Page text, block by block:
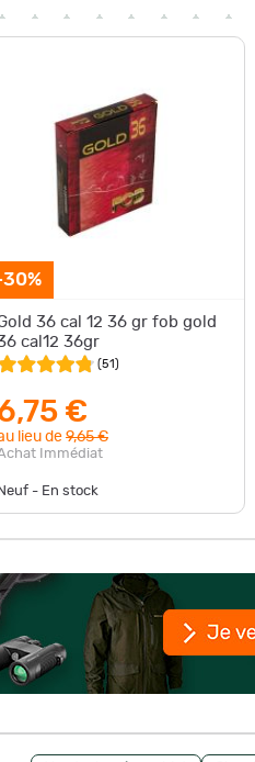
36 cal 12 36 gr fob gold
cal12 36gr
(51 )
€
lieu de 9,65 €
Immédiat
Neuf - En stock